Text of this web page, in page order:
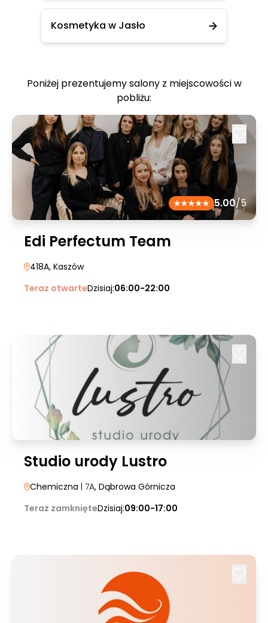
Kosmetyka w Jasło
Poniżej prezentujemy salony z miejscowości w
pobliżu:
5.00/5
Edi Perfectum Team
418A, Kaszów
Teraz otwarteDzisiaj:06:00-22:00
Studio urody Lustro
Chemiczna | 7A, Dąbrowa Górnicza
Teraz zamknięteDzisiaj:09:00-17:00